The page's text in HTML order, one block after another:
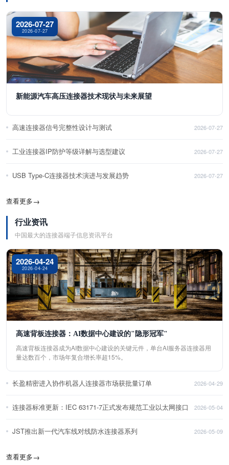
2026-07-27
2026-07-27
新能源汽车高压连接器技术现状与未来展望
高速连接器信号完整性设计与测试 2026-07-27
工业连接器IP防护等级详解与选型建议 2026-07-27
USB Type-C连接器技术演进与发展趋势 2026-07-27
查看更多→
行业资讯
中国最大的连接器端子信息资讯平台
2026-04-24
2026-04-24
高速背板连接器：AI数据中心建设的"隐形冠军"
高速背板连接器成为AI数据中心建设的关键元件，单台AI服务器连接器用
量达数百个，市场年复合增长率超15%。
长盈精密进入协作机器人连接器市场获批量订单 2026-04-29
连接器标准更新：IEC 63171-7正式发布规范工业以太网接口 2026-05-04
JST推出新一代汽车线对线防水连接器系列 2026-05-09
查看更多→